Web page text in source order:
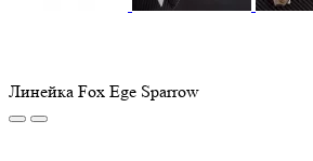
Линейка Fox Ege Sparrow